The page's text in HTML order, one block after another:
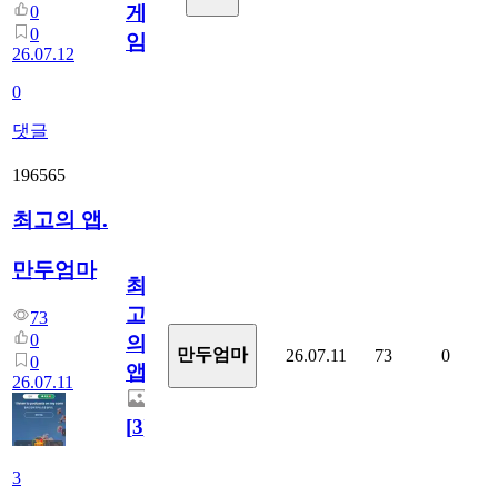
0
0
26.07.12
0
댓글
게
임?
196565
최고의 앱.
만두엄마
73
0
0
26.07.11
3
최
고
의
앱.
[3]
만두엄마 26.07.11 73 0